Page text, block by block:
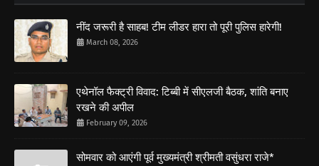
नींद जरूरी है साहब! टीम लीडर हारा तो पूरी पुलिस हारेगी!
March 08, 2026
एथेनॉल फैक्ट्री विवाद: टिब्बी में सीएलजी बैठक, शांति बनाए
रखने की अपील
February 09, 2026
सोमवार को आएंगी पूर्व मुख्यमंत्री श्रीमती वसुंधरा राजे*